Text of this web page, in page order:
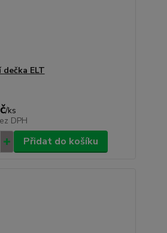
ELT
/ks
DPH
Přidat do košíku